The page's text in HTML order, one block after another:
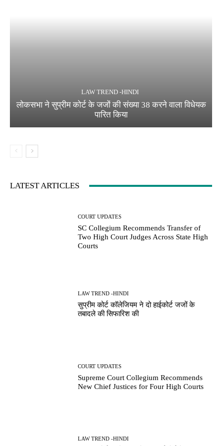
LAW TREND -HINDI
लोकसभा ने सुप्रीम कोर्ट के जजों की संख्या 38 करने वाला विधेयक
पारित किया
LATEST ARTICLES
COURT UPDATES
SC Collegium Recommends Transfer of
Two High Court Judges Across State High
Courts
LAW TREND -HINDI
सुप्रीम कोर्ट कॉलेजियम ने दो हाईकोर्ट जजों के
तबादले की सिफारिश की
COURT UPDATES
Supreme Court Collegium Recommends
New Chief Justices for Four High Courts
LAW TREND -HINDI